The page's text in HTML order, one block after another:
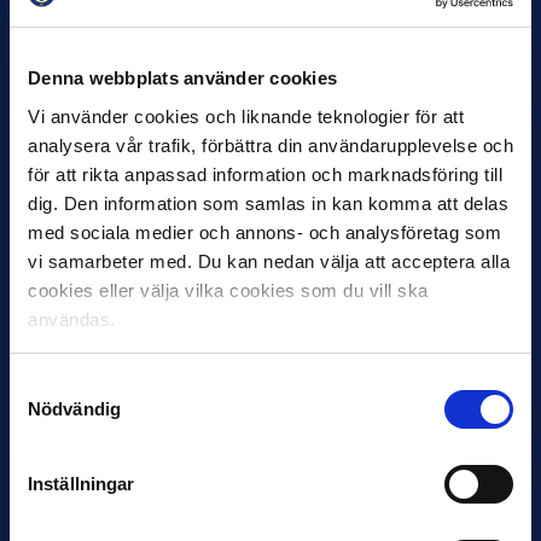
Denna webbplats använder cookies
Vi använder cookies och liknande teknologier för att
analysera vår trafik, förbättra din användarupplevelse och
för att rikta anpassad information och marknadsföring till
dig. Den information som samlas in kan komma att delas
med sociala medier och annons- och analysföretag som
vi samarbeter med. Du kan nedan välja att acceptera alla
cookies eller välja vilka cookies som du vill ska
användas.
Nödvändig
Inställningar
Helstrup ny tränare i Malmö FF
12 JUNI
Favorit i repris för Sirius i maj